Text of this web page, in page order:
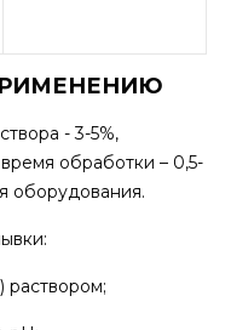
- 3-5%,
обработки – 0,5-
оборудования.